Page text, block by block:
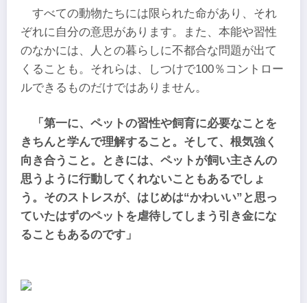
すべての動物たちには限られた命があり、それ
ぞれに自分の意思があります。また、本能や習性
のなかには、人との暮らしに不都合な問題が出て
くることも。それらは、しつけで100％コントロー
ルできるものだけではありません。
「第一に、ペットの習性や飼育に必要なことを
きちんと学んで理解すること。そして、根気強く
向き合うこと。ときには、ペットが飼い主さんの
思うように行動してくれないこともあるでしょ
う。そのストレスが、はじめは“かわいい”と思っ
ていたはずのペットを虐待してしまう引き金にな
ることもあるのです」